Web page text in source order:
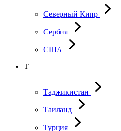
Северный Кипр
Сербия
США
Т
Таджикистан
Таиланд
Турция